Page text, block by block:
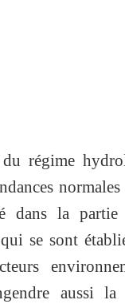
régime
dans la partie
se sont
aussi